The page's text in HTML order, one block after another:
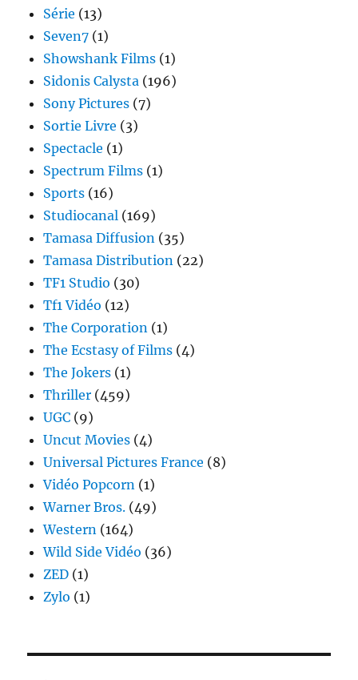
Série (13)
Seven7 (1)
Showshank Films (1)
Sidonis Calysta (196)
Sony Pictures (7)
Sortie Livre (3)
Spectacle (1)
Spectrum Films (1)
Sports (16)
Studiocanal (169)
Tamasa Diffusion (35)
Tamasa Distribution (22)
TF1 Studio (30)
Tf1 Vidéo (12)
The Corporation (1)
The Ecstasy of Films (4)
The Jokers (1)
Thriller (459)
UGC (9)
Uncut Movies (4)
Universal Pictures France (8)
Vidéo Popcorn (1)
Warner Bros. (49)
Western (164)
Wild Side Vidéo (36)
ZED (1)
Zylo (1)